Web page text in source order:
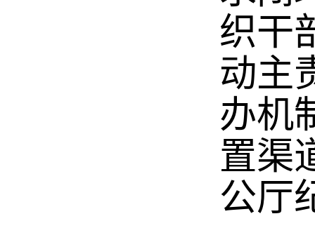
织干
动主
办机
置渠
公厅